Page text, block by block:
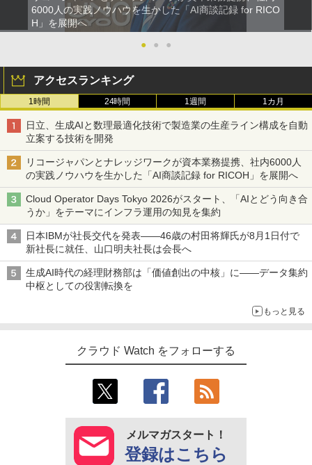
6000人の実践ノウハウを生かした「AI商談記録 for RICO
H」を展開へ
●
● ●
アクセスランキング
1時間 24時間 1週間 1カ月
日立、生成AIと数理最適化技術で製造業の生産ライン構成を自動
立案する技術を開発
リコージャパンとナレッジワークが資本業務提携、社内6000人
の実践ノウハウを生かした「AI商談記録 for RICOH」を展開へ
Cloud Operator Days Tokyo 2026がスタート、「AIとどう向き合
うか」をテーマにインフラ運用の知見を集約
日本IBMが社長交代を発表――46歳の村田将輝氏が8月1日付で
新社長に就任、山口明夫社長は会長へ
生成AI時代の経理財務部は「価値創出の中核」に――データ集約
中枢としての役割転換を
もっと見る
クラウド Watch をフォローする
メルマガスタート！
登録はこちら